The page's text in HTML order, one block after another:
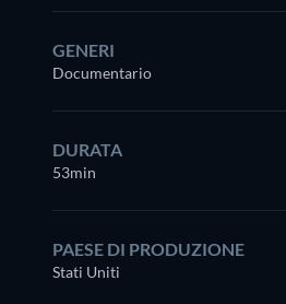
GENERI
Documentario
DURATA
53min
PAESE DI PRODUZIONE
Stati Uniti